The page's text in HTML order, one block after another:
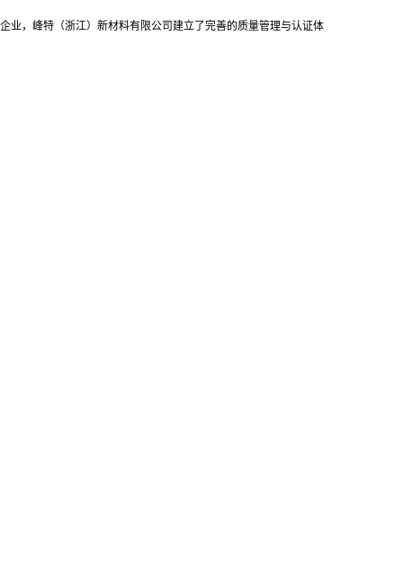
业，峰特（浙江）新材料有限公司建立了完善的质量管理与认证体